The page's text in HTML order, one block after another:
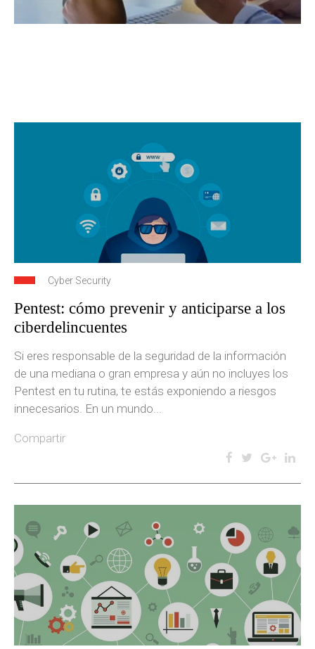
Cyber Security
Pentest: cómo prevenir y anticiparse a los
ciberdelincuentes
Si eres responsable de la seguridad de la información
de una mediana o gran empresa y aún no incluyes los
Pentest en tu rutina, te estás exponiendo a riesgos
innecesarios. En un mundo...
Compartir